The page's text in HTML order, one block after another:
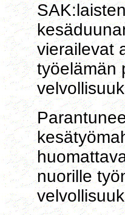
vierailevat
työelämän
nuorille